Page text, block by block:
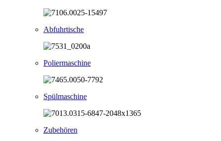
Abfuhrtische
Poliermaschine
Spülmaschine
Zubehören